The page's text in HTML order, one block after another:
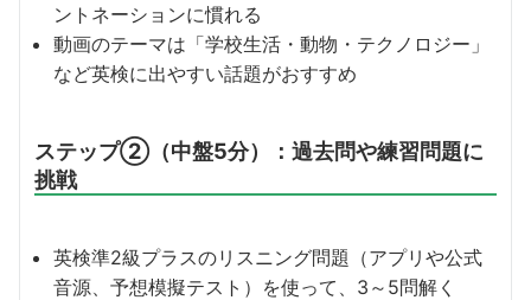
ントネーションに慣れる
動画のテーマは「学校生活・動物・テクノロジー」
など英検に出やすい話題がおすすめ
ステップ②（中盤5分）：過去問や練習問題に
挑戦
英検準2級プラスのリスニング問題（アプリや公式
音源、予想模擬テスト）を使って、3～5問解く